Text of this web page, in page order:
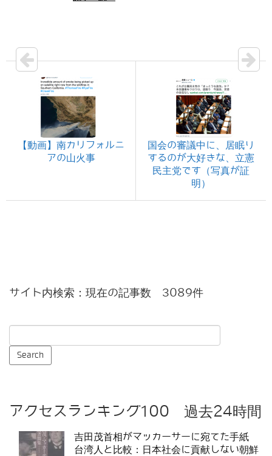
【動画】南カリフォルニ
アの山火事
国会の審議中に、居眠り
するのが大好きな、立憲
民主党です（写真が証
明）
サイト内検索：現在の記事数 3089件
アクセスランキング100 過去24時間
吉田茂首相がマッカーサーに宛てた手紙
台湾人と比較：日本社会に貢献しない朝鮮